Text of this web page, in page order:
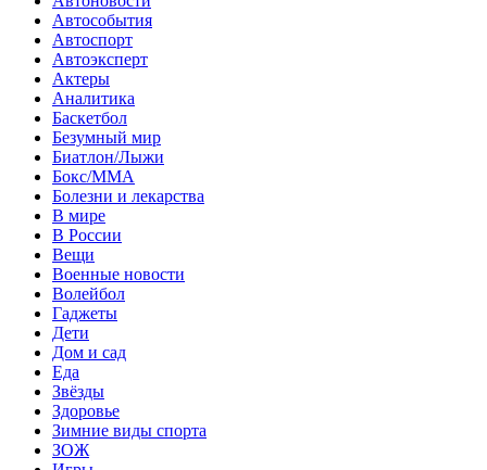
Автособытия
Автоспорт
Автоэксперт
Актеры
Аналитика
Баскетбол
Безумный мир
Биатлон/Лыжи
Бокс/MMA
Болезни и лекарства
В мире
В России
Вещи
Военные новости
Волейбол
Гаджеты
Дети
Дом и сад
Еда
Звёзды
Здоровье
Зимние виды спорта
ЗОЖ